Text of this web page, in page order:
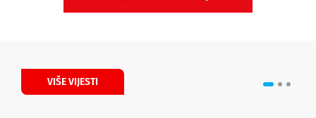
VIŠE VIJESTI